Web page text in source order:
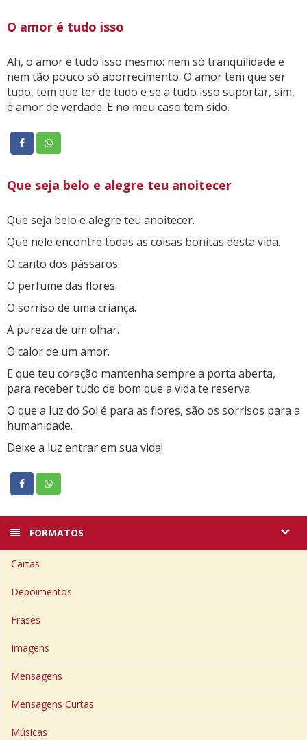
O amor é tudo isso
Ah, o amor é tudo isso mesmo: nem só tranquilidade e
nem tão pouco só aborrecimento. O amor tem que ser
tudo, tem que ter de tudo e se a tudo isso suportar, sim,
é amor de verdade. E no meu caso tem sido.
Que seja belo e alegre teu anoitecer
Que seja belo e alegre teu anoitecer.
Que nele encontre todas as coisas bonitas desta vida.
O canto dos pássaros.
O perfume das flores.
O sorriso de uma criança.
A pureza de um olhar.
O calor de um amor.
E que teu coração mantenha sempre a porta aberta,
para receber tudo de bom que a vida te reserva.
O que a luz do Sol é para as flores, são os sorrisos para a
humanidade.
Deixe a luz entrar em sua vida!
FORMATOS
Cartas
Depoimentos
Frases
Imagens
Mensagens
Mensagens Curtas
Músicas